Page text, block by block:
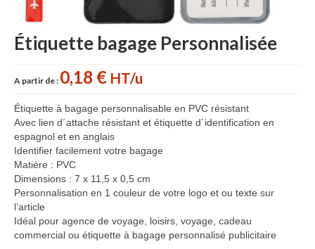
Étiquette bagage Personnalisée
A partir de : 0,18 € HT/u
Étiquette à bagage personnalisable en PVC résistant
Avec lien d´attache résistant et étiquette d´identification en
espagnol et en anglais
Identifier facilement votre bagage
Matière : PVC
Dimensions : 7 x 11,5 x 0,5 cm
Personnalisation en 1 couleur de votre logo et ou texte sur
l’article
Idéal pour agence de voyage, loisirs, voyage, cadeau
commercial ou étiquette à bagage personnalisé publicitaire